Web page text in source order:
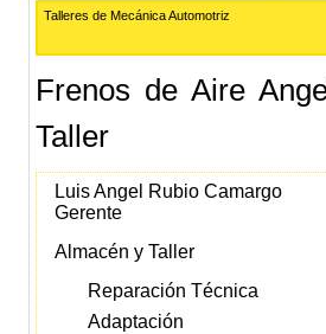
Talleres de Mecánica Automotriz
Frenos de Aire
Taller
Luis Angel Rubio Camargo
Gerente
Almacén y Taller
Reparación Técnica
Adaptación